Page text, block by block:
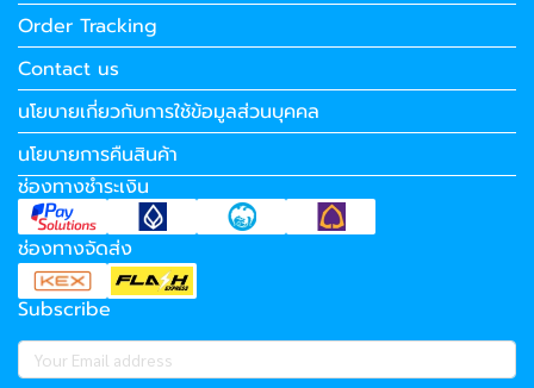
Order Tracking
Contact us
นโยบายเกี่ยวกับการใช้ข้อมูลส่วนบุคคล
นโยบายการคืนสินค้า
ช่องทางชำระเงิน
ช่องทางจัดส่ง
Subscribe